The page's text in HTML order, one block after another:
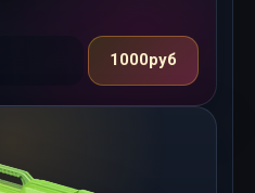
1000руб